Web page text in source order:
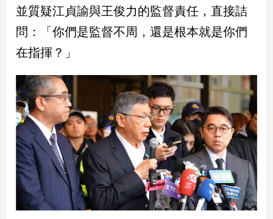
遊/
美
食
星
命
理
消
費
健
康/
親
子/
感
並質疑江貞諭與王俊力的監督責任，直接詰
問：「你們是監督不周，還是根本就是你們
在指揮？」